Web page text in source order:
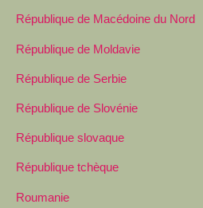
République de Macédoine du Nord
République de Moldavie
République de Serbie
République de Slovénie
République slovaque
République tchèque
Roumanie